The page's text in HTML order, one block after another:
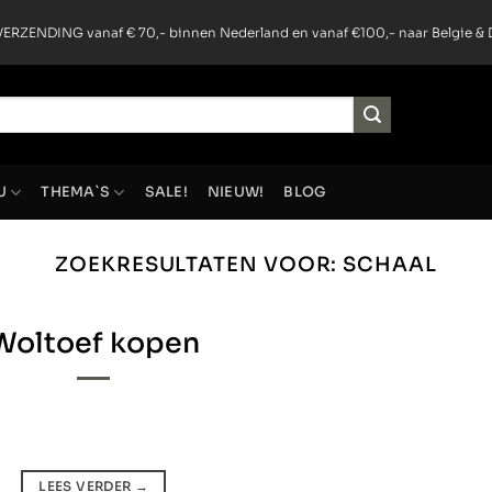
vanaf € 70,- binnen Nederland en vanaf €100,- naar Belgie &
THEMA`S SALE! NIEUW! BLOG
ZOEKRESULTATEN VOOR: SCHAAL
kopen
LEES VERDER →